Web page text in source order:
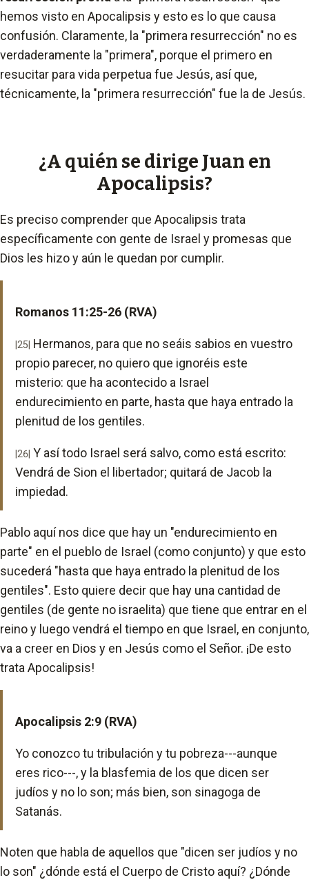
hemos visto en Apocalipsis y esto es lo que causa
confusión. Claramente, la "primera resurrección" no es
verdaderamente la "primera", porque el primero en
resucitar para vida perpetua fue Jesús, así que,
técnicamente, la "primera resurrección" fue la de Jesús.
¿A quién se dirige Juan en
Apocalipsis?
Es preciso comprender que Apocalipsis trata
específicamente con gente de Israel y promesas que
Dios les hizo y aún le quedan por cumplir.
Romanos 11:25-26 (RVA)
|25| Hermanos, para que no seáis sabios en vuestro
propio parecer, no quiero que ignoréis este
misterio: que ha acontecido a Israel
endurecimiento en parte, hasta que haya entrado la
plenitud de los gentiles.
|26| Y así todo Israel será salvo, como está escrito:
Vendrá de Sion el libertador; quitará de Jacob la
impiedad.
Pablo aquí nos dice que hay un "endurecimiento en
parte" en el pueblo de Israel (como conjunto) y que esto
sucederá "hasta que haya entrado la plenitud de los
gentiles". Esto quiere decir que hay una cantidad de
gentiles (de gente no israelita) que tiene que entrar en el
reino y luego vendrá el tiempo en que Israel, en conjunto,
va a creer en Dios y en Jesús como el Señor. ¡De esto
trata Apocalipsis!
Apocalipsis 2:9 (RVA)
Yo conozco tu tribulación y tu pobreza---aunque
eres rico---, y la blasfemia de los que dicen ser
judíos y no lo son; más bien, son sinagoga de
Satanás.
Noten que habla de aquellos que "dicen ser judíos y no
lo son" ¿dónde está el Cuerpo de Cristo aquí? ¿Dónde